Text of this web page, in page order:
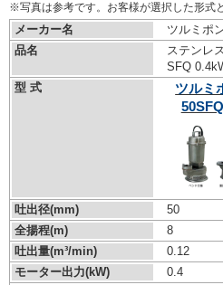
※写真は参考です。お客様が選択した形式
メーカー名
ツルミポ
品名
ステンレ
SFQ
型 式
ツルミ
吐出径(mm)
50
全揚程(m)
8
吐出量(m³/min)
0.12
モーター出力(kW)
0.4